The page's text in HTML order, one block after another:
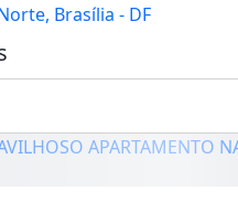
Brasília - DF
APARTAMENTO NA